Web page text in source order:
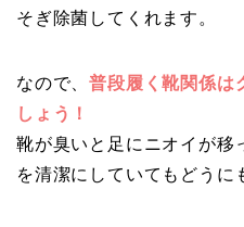
そぎ除菌してくれます。
なので、普段履く靴関係は
しょう！
靴が臭いと足にニオイが移
を清潔にしていてもどうに